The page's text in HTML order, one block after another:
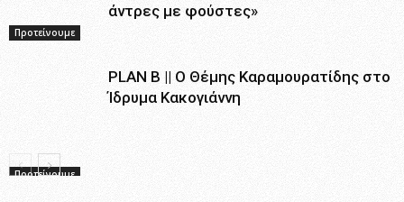
Προτείνουμε
άντρες με φούστες»
Προτείνουμε
PLAN B || Ο Θέμης Καραμουρατίδης στο
Ίδρυμα Κακογιάννη